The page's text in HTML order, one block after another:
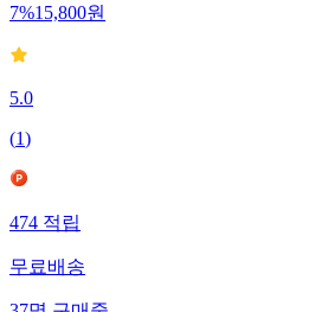
7%15,800원
5.0
(1)
474적립
무료배송